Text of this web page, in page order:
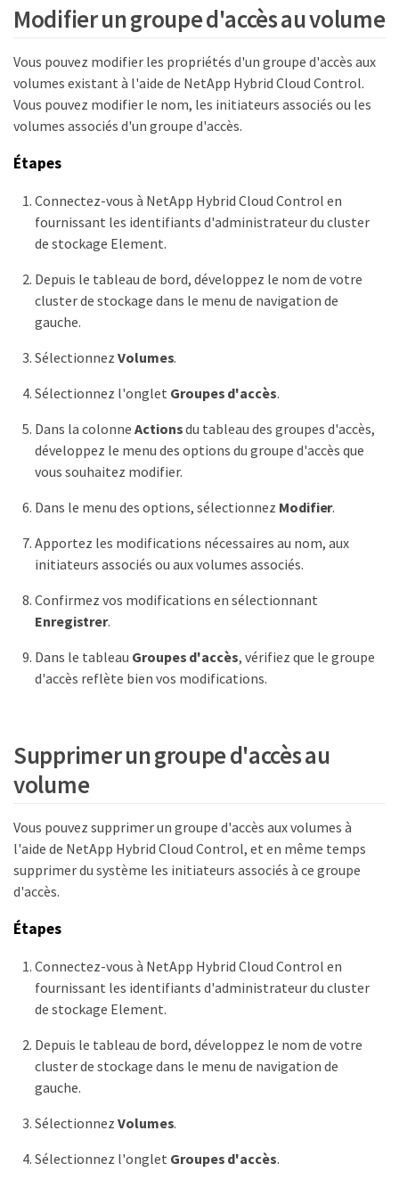
Modifier un groupe d'accès au volume
Vous pouvez modifier les propriétés d'un groupe d'accès aux
volumes existant à l'aide de NetApp Hybrid Cloud Control.
Vous pouvez modifier le nom, les initiateurs associés ou les
volumes associés d'un groupe d'accès.
Étapes
Connectez-vous à NetApp Hybrid Cloud Control en
fournissant les identifiants d'administrateur du cluster
de stockage Element.
Depuis le tableau de bord, développez le nom de votre
cluster de stockage dans le menu de navigation de
gauche.
Sélectionnez Volumes.
Sélectionnez l'onglet Groupes d'accès.
Dans la colonne Actionsdu tableau des groupes d'accès,
développez le menu des options du groupe d'accès que
vous souhaitez modifier.
Dans le menu des options, sélectionnez Modifier.
Apportez les modifications nécessaires au nom, aux
initiateurs associés ou aux volumes associés.
Confirmez vos modifications en sélectionnant
Enregistrer.
Dans le tableau Groupes d'accès, vérifiez que le groupe
d'accès reflète bien vos modifications.
Supprimer un groupe d'accès au
volume
Vous pouvez supprimer un groupe d'accès aux volumes à
l'aide de NetApp Hybrid Cloud Control, et en même temps
supprimer du système les initiateurs associés à ce groupe
d'accès.
Étapes
Connectez-vous à NetApp Hybrid Cloud Control en
fournissant les identifiants d'administrateur du cluster
de stockage Element.
Depuis le tableau de bord, développez le nom de votre
cluster de stockage dans le menu de navigation de
gauche.
Sélectionnez Volumes.
Sélectionnez l'onglet Groupes d'accès.